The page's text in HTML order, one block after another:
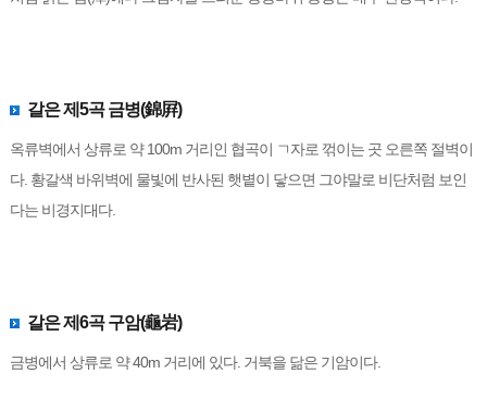
갈은 제5곡 금병(錦屛)
옥류벽에서 상류로 약 100m 거리인 협곡이 ㄱ자로 꺾이는 곳 오른쪽 절벽이
다. 황갈색 바위벽에 물빛에 반사된 햇볕이 닿으면 그야말로 비단처럼 보인
다는 비경지대다.
갈은 제6곡 구암(龜岩)
금병에서 상류로 약 40m 거리에 있다. 거북을 닮은 기암이다.